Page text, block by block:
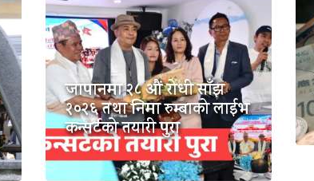
जापानमा २८ औं रोधी साँझ
२०२६ तथा निमा रुम्बाको लाईभ
कन्सर्टको तयारी पुरा